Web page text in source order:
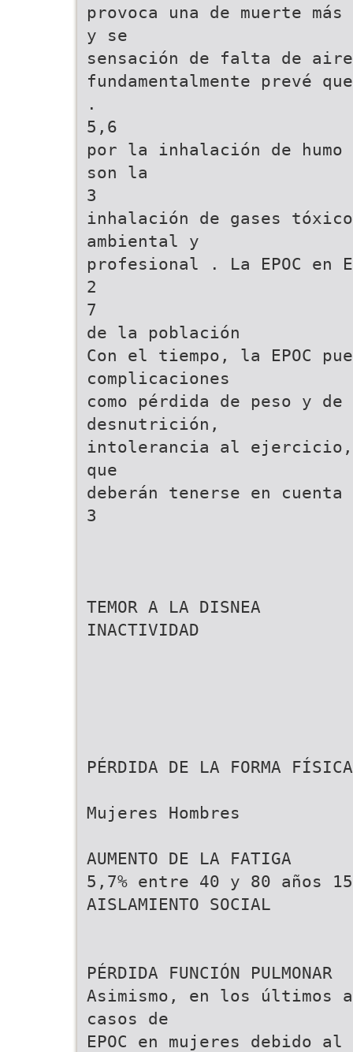
provoca una de muerte
y se
sensación de falta de
fundamentalmente prevé
.
5,6
por la inhalación de
son la
3
inhalación de gases
ambiental y
profesional . La EPOC en
2
7
de la población
Con el tiempo, la EPOC
complicaciones
como pérdida de peso y de
desnutrición,
intolerancia al ejercicio,
que
deberán tenerse en
3
TEMOR A LA DISNEA
INACTIVIDAD
PÉRDIDA DE LA FORMA FÍSICA
Mujeres Hombres
AUMENTO DE LA FATIGA
5,7% entre 40 y 80 años
AISLAMIENTO SOCIAL
PÉRDIDA FUNCIÓN PULMONAR
Asimismo, en los últimos
casos de
EPOC en mujeres debido al